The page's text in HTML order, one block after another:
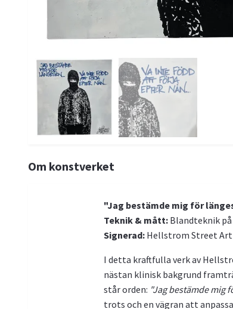
Om konstverket
"Jag bestämde mig för
Teknik & mått:Blandteknik på
Signerad:Hellstrom Street Art
I detta kraftfulla verk av
nästan klinisk bakgrund
står orden: "Jag bestämde mig
trots och en vägran att